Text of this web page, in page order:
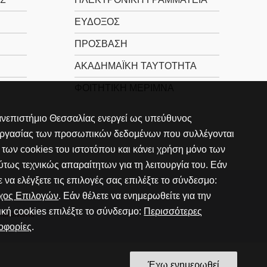
Θεσσαλίας ενεργεί ως υπεύθυνος
των προσωπικών δεδομένων που συλλέγονται
cookies του ιστοτόπου και κάνει χρήση μόνο των
τεχνικώς απαραίτητων για τη λειτουργία του. Εάν
να ελέγξετε τις επιλογές σας επιλέξτε το σύνδεσμο:
Επιλογών. Εάν θέλετε να ενημερωθείτε για την
cookies επιλέξτε το σύνδεσμο: Περισσότερες
.
Έχω ενημερωθεί
ΕΥΔΟΞΟΣ
ΠΡΟΣΒΑΣΗ
ΑΚΑΔΗΜΑΪΚΉ ΤΑΥΤΌΤΗΤΑ